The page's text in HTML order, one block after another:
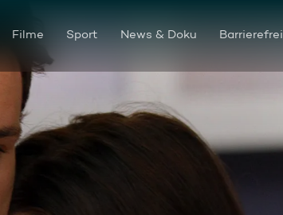
Filme Sport News & Doku Barrierefrei